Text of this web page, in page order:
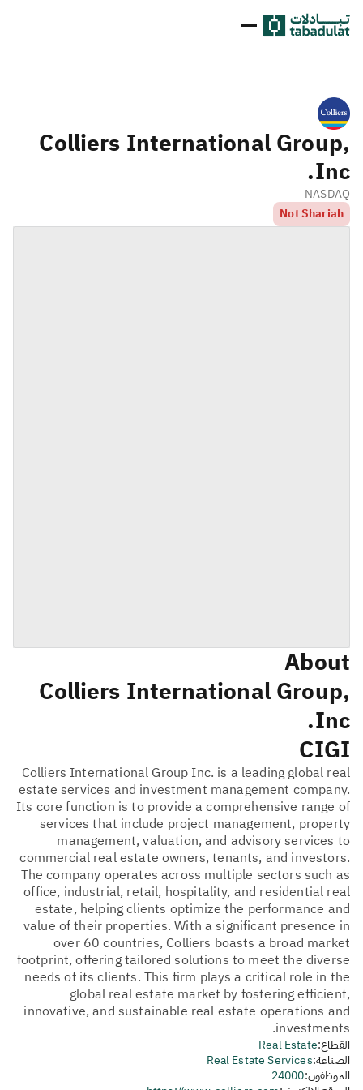
Colliers International Group,
Inc.
NASDAQ
Not Shariah
About
Colliers International Group,
Inc.
CIGI
Colliers International Group Inc. is a leading global real
estate services and investment management company.
Its core function is to provide a comprehensive range of
services that include project management, property
management, valuation, and advisory services to
commercial real estate owners, tenants, and investors.
The company operates across multiple sectors such as
office, industrial, retail, hospitality, and residential real
estate, helping clients optimize the performance and
value of their properties. With a significant presence in
over 60 countries, Colliers boasts a broad market
footprint, offering tailored solutions to meet the diverse
needs of its clients. This firm plays a critical role in the
global real estate market by fostering efficient,
innovative, and sustainable real estate operations and
investments.
القطاع:Real Estate
الصناعة:Real Estate Services
الموظفون:24000